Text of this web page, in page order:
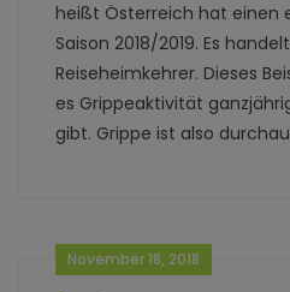
heißt Österreich hat einen
Saison 2018/2019. Es
Reiseheimkehrer. Dieses
es Grippeaktivität
gibt. Grippe ist also
November 18, 2018